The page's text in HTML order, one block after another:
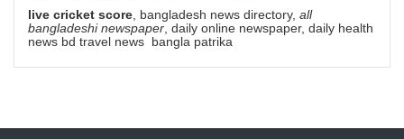
live cricket score , bangladesh news directory, all
bangladeshi newspaper , daily online newspaper, daily health
news bd travel news bangla patrika